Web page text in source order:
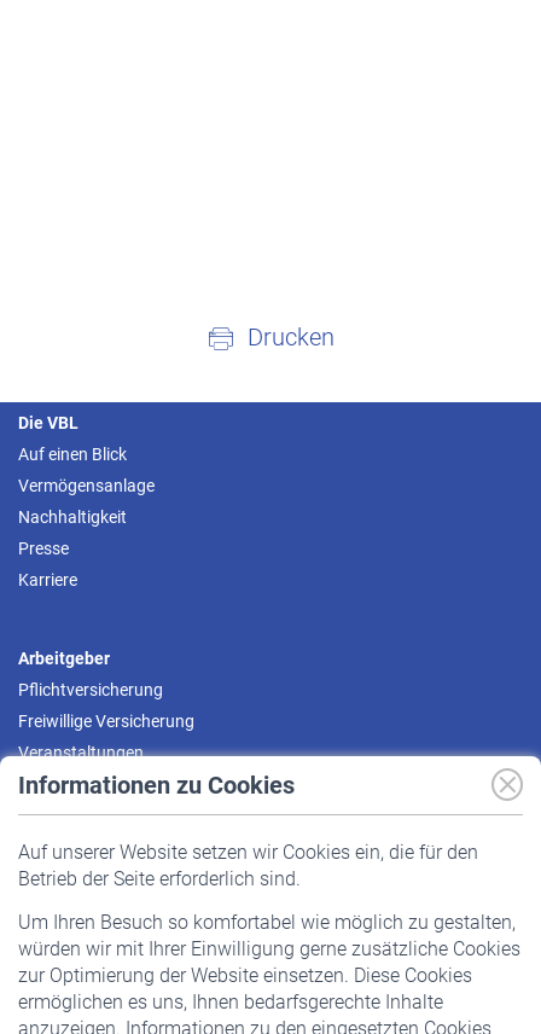
Informationen zu Cookies
Auf unserer Website setzen wir Cookies ein, die für den
Betrieb der Seite erforderlich sind.
Um Ihren Besuch so komfortabel wie möglich zu gestalten,
würden wir mit Ihrer Einwilligung gerne zusätzliche Cookies
zur Optimierung der Website einsetzen. Diese Cookies
ermöglichen es uns, Ihnen bedarfsgerechte Inhalte
anzuzeigen. Informationen zu den eingesetzten Cookies
Drucken
Die VBL
Auf einen Blick
Vermögensanlage
Nachhaltigkeit
Presse
Karriere
Arbeitgeber
Pflichtversicherung
Freiwillige Versicherung
Veranstaltungen
Pflichtversicherung
Staatliche Förderung
Veranstaltungen